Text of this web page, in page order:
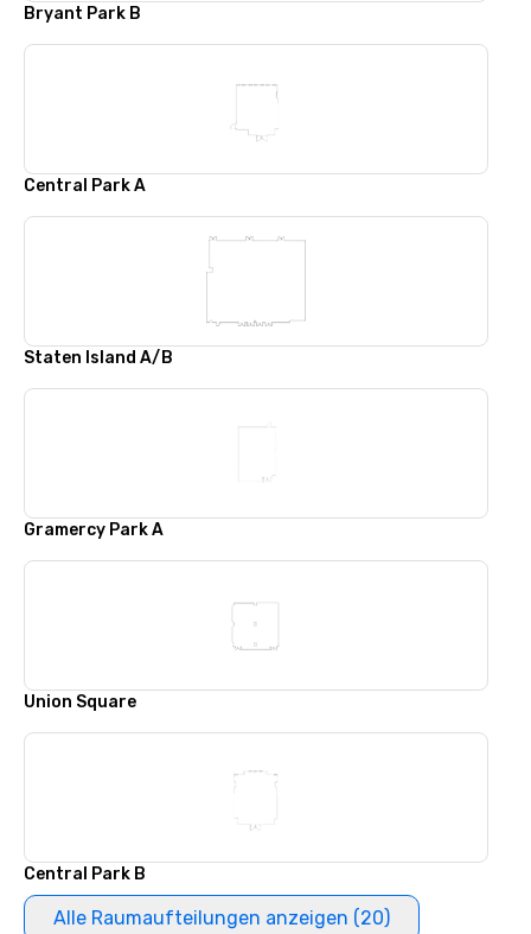
Bryant Park B
Central Park A
Staten Island A/B
Gramercy Park A
Union Square
Central Park B
Alle Raumaufteilungen anzeigen (20)